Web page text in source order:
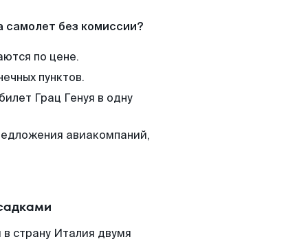
самолет без комиссии?
по цене.
пунктов.
Грац Генуя в одну
авиакомпаний,
страну Италия двумя